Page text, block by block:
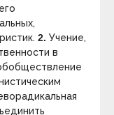
2. Учение,
в